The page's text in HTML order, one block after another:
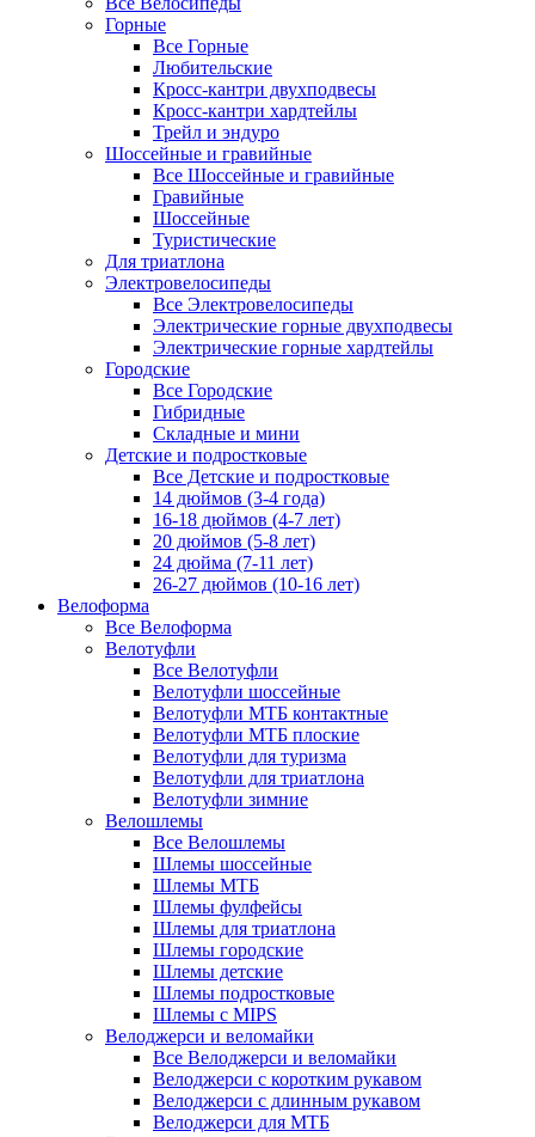
Горные
Все Горные
Любительские
Кросс-кантри двухподвесы
Кросс-кантри хардтейлы
Трейл и эндуро
Шоссейные и гравийные
Все Шоссейные и гравийные
Гравийные
Шоссейные
Туристические
Для триатлона
Электровелосипеды
Все Электровелосипеды
Электрические горные двухподвесы
Электрические горные хардтейлы
Городские
Все Городские
Гибридные
Складные и мини
Детские и подростковые
Все Детские и подростковые
14 дюймов (3-4 года)
16-18 дюймов (4-7 лет)
20 дюймов (5-8 лет)
24 дюйма (7-11 лет)
26-27 дюймов (10-16 лет)
Велоформа
Все Велоформа
Велотуфли
Все Велотуфли
Велотуфли шоссейные
Велотуфли МТБ контактные
Велотуфли МТБ плоские
Велотуфли для туризма
Велотуфли для триатлона
Велотуфли зимние
Велошлемы
Все Велошлемы
Шлемы шоссейные
Шлемы МТБ
Шлемы фулфейсы
Шлемы для триатлона
Шлемы городские
Шлемы детские
Шлемы подростковые
Шлемы с MIPS
Велоджерси и веломайки
Все Велоджерси и веломайки
Велоджерси с коротким рукавом
Велоджерси с длинным рукавом
Велоджерси для МТБ